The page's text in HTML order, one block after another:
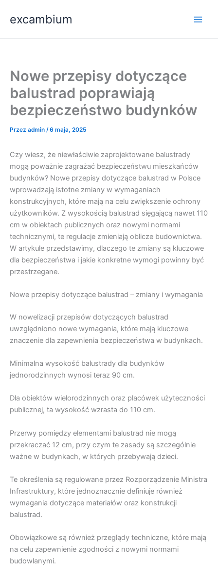
excambium
Nowe przepisy dotyczące
balustrad poprawiają
bezpieczeństwo budynków
Przez admin /6 maja, 2025
Czy wiesz, że niewłaściwie zaprojektowane balustrady
mogą poważnie zagrażać bezpieczeństwu mieszkańców
budynków? Nowe przepisy dotyczące balustrad w Polsce
wprowadzają istotne zmiany w wymaganiach
konstrukcyjnych, które mają na celu zwiększenie ochrony
użytkowników. Z wysokością balustrad sięgającą nawet 110
cm w obiektach publicznych oraz nowymi normami
technicznymi, te regulacje zmieniają oblicze budownictwa.
W artykule przedstawimy, dlaczego te zmiany są kluczowe
dla bezpieczeństwa i jakie konkretne wymogi powinny być
przestrzegane.
Nowe przepisy dotyczące balustrad – zmiany i wymagania
W nowelizacji przepisów dotyczących balustrad
uwzględniono nowe wymagania, które mają kluczowe
znaczenie dla zapewnienia bezpieczeństwa w budynkach.
Minimalna wysokość balustrady dla budynków
jednorodzinnych wynosi teraz 90 cm.
Dla obiektów wielorodzinnych oraz placówek użyteczności
publicznej, ta wysokość wzrasta do 110 cm.
Przerwy pomiędzy elementami balustrad nie mogą
przekraczać 12 cm, przy czym te zasady są szczególnie
ważne w budynkach, w których przebywają dzieci.
Te określenia są regulowane przez Rozporządzenie Ministra
Infrastruktury, które jednoznacznie definiuje również
wymagania dotyczące materiałów oraz konstrukcji
balustrad.
Obowiązkowe są również przeglądy techniczne, które mają
na celu zapewnienie zgodności z nowymi normami
budowlanymi.